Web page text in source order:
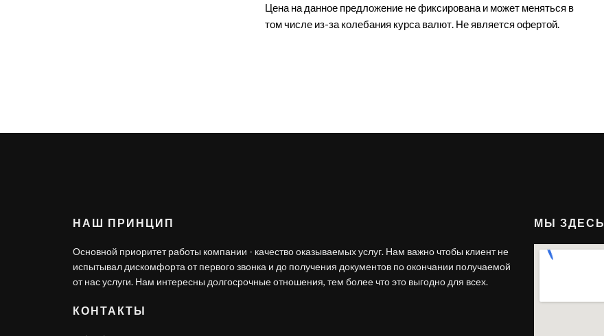
Цена на данное предложение не фиксирована и может меняться в
том числе из-за колебания курса валют. Не является офертой.
НАШ ПРИНЦИП
Основной приоритет работы компании - качество оказываемых услуг. Нам важно чтобы клиент не
испытывал дискомфорта от первого звонка и до получения документов по окончании получаемой
от нас услуги. Нам интересны долгосрочные отношения, тем более что это выгодно для всех.
КОНТАКТЫ
МЫ ЗДЕСЬ